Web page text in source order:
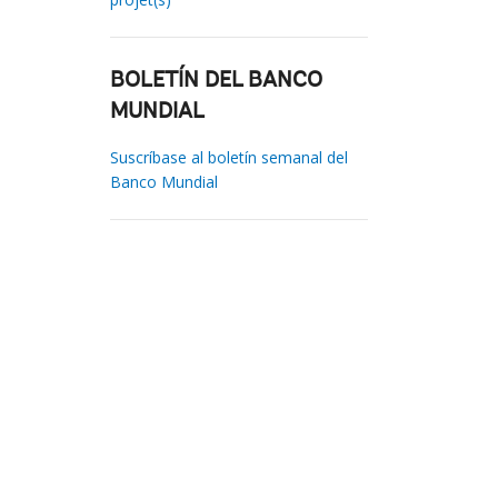
BOLETÍN DEL BANCO
MUNDIAL
Suscríbase al boletín semanal del
Banco Mundial